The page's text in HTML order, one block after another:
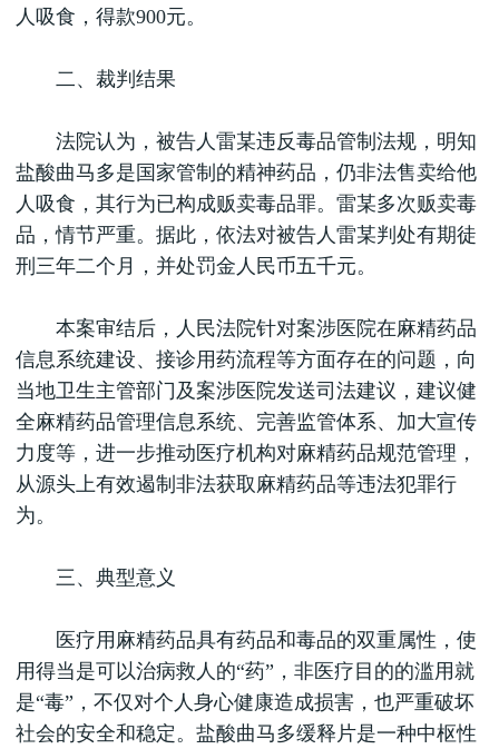
人吸食，得款900元。
二、裁判结果
法院认为，被告人雷某违反毒品管制法规，明知
盐酸曲马多是国家管制的精神药品，仍非法售卖给他
人吸食，其行为已构成贩卖毒品罪。雷某多次贩卖毒
品，情节严重。据此，依法对被告人雷某判处有期徒
刑三年二个月，并处罚金人民币五千元。
本案审结后，人民法院针对案涉医院在麻精药品
信息系统建设、接诊用药流程等方面存在的问题，向
当地卫生主管部门及案涉医院发送司法建议，建议健
全麻精药品管理信息系统、完善监管体系、加大宣传
力度等，进一步推动医疗机构对麻精药品规范管理，
从源头上有效遏制非法获取麻精药品等违法犯罪行
为。
三、典型意义
医疗用麻精药品具有药品和毒品的双重属性，使
用得当是可以治病救人的“药”，非医疗目的的滥用就
是“毒”，不仅对个人身心健康造成损害，也严重破坏
社会的安全和稳定。盐酸曲马多缓释片是一种中枢性